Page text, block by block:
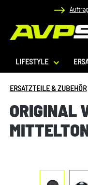
Hauptinhalt springen
Zur Suche springen
Zur Hauptnavigation
LIFESTYLE
ERSATZTEILE & ZUBEHÖR
ORIGINAL
MITTELTON